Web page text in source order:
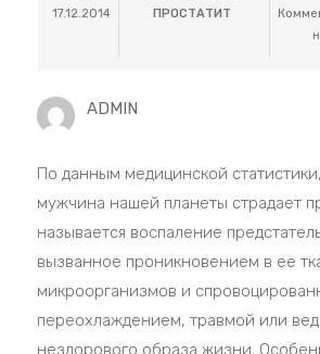
17.12.2014
ПРОСТАТИТ
ADMIN
По данным медицинской
мужчина нашей планеты страдает
называется воспаление
вызванное проникновением в ее
микроорганизмов и
переохлаждением, травмой или
нездорового образа жизни.